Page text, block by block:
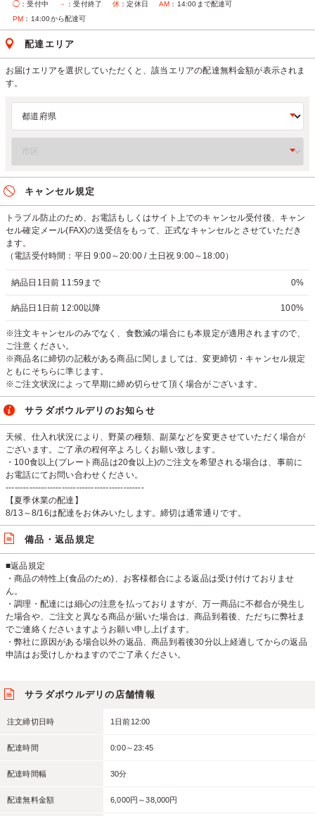
◯ ：受付中 － ：受付終了 休 ：定休日 AM ：14:00まで配達可
PM ：14:00から配達可
配達エリア
お届けエリアを選択していただくと、該当エリアの配達無料金額が表示されま
す。
キャンセル規定
トラブル防止のため、お電話もしくはサイト上でのキャンセル受付後、キャン
セル確定メール(FAX)の送受信をもって、正式なキャンセルとさせていただき
ます。
（電話受付時間：平日 9:00～20:00 / 土日祝 9:00～18:00）
納品日1日前 11:59まで 0%
納品日1日前 12:00以降 100%
※注文キャンセルのみでなく、食数減の場合にも本規定が適用されますので、
ご注意ください。
※商品名に締切の記載がある商品に関しましては、変更締切・キャンセル規定
ともにそちらに準じます。
※ご注文状況によって早期に締め切らせて頂く場合がございます。
サラダボウルデリのお知らせ
天候、仕入れ状況により、野菜の種類、副菜などを変更させていただく場合が
ございます。ご了承の程何卒よろしくお願い致します。
・100食以上(プレート商品は20食以上)のご注文を希望される場合は、事前に
お電話にてお問い合わせください。
-----------------------------------------------
【夏季休業の配達】
8/13～8/16は配達をお休みいたします。締切は通常通りです。
備品・返品規定
■返品規定
・商品の特性上(食品のため)、お客様都合による返品は受け付けておりませ
ん。
・調理・配達には細心の注意を払っておりますが、万一商品に不都合が発生し
た場合や、ご注文と異なる商品が届いた場合は、商品到着後、ただちに弊社ま
でご連絡くださいますようお願い申し上げます。
・弊社に原因がある場合以外の返品、商品到着後30分以上経過してからの返品
申請はお受けしかねますのでご了承ください。
サラダボウルデリの店舗情報
注文締切日時 1日前12:00
配達時間 0:00～23:45
配達時間幅 30分
配達無料金額 6,000円～38,000円